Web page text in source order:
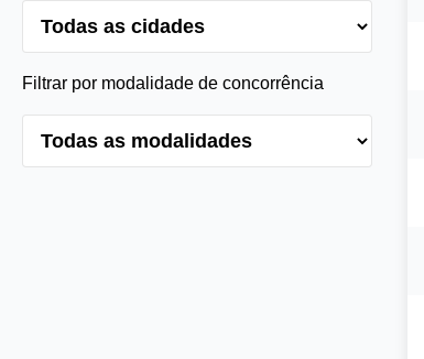
Filtrar por modalidade de concorrência